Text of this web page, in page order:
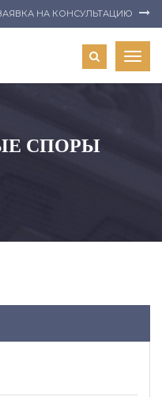
НА КОНСУЛЬТАЦИЮ
СПОРЫ